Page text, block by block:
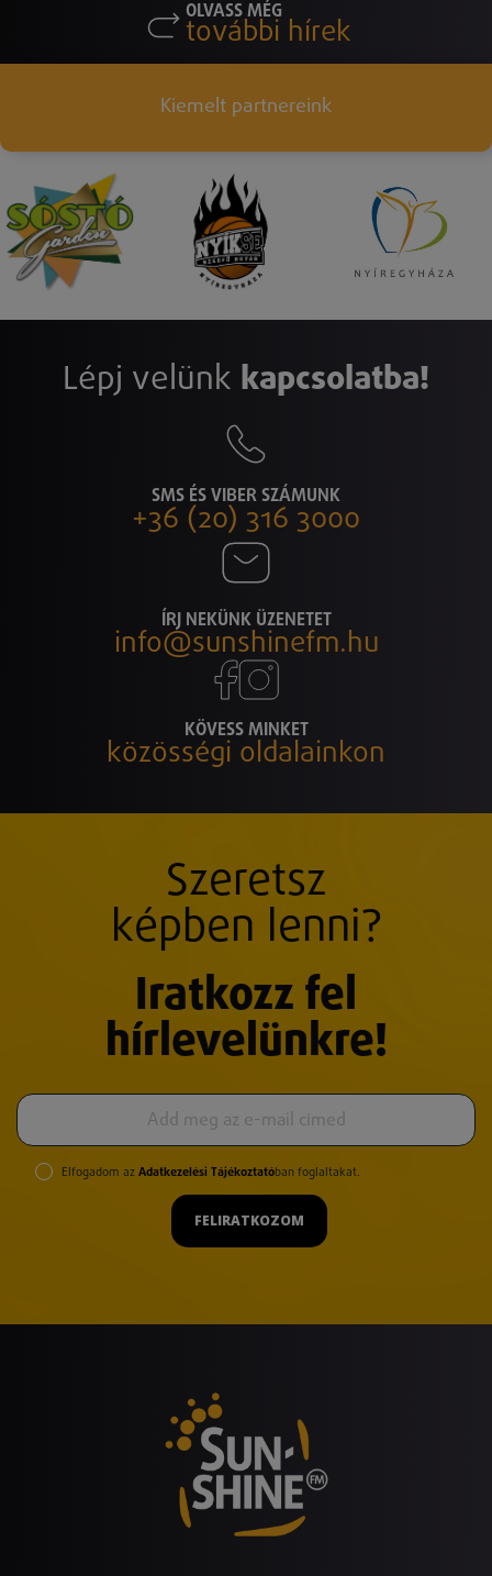
OLVASS MÉG
további hírek
Kiemelt partnereink
Lépj velünk kapcsolatba!
SMS ÉS VIBER SZÁMUNK
+36 (20) 316 3000
ÍRJ NEKÜNK ÜZENETET
info@sunshinefm.hu
KÖVESS MINKET
közösségi oldalainkon
Szeretsz
képben lenni?
Iratkozz fel
hírlevelünkre!
Elfogadom az Adatkezelési Tájékoztatóban foglaltakat.
FELIRATKOZOM